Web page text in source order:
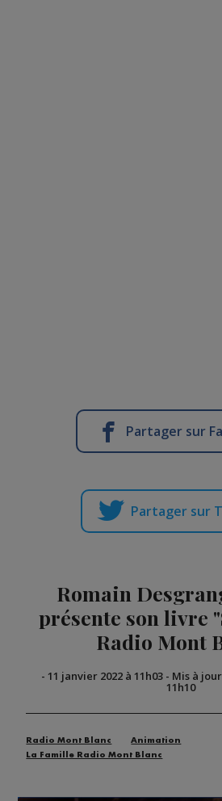
Partager sur
Partager sur
Romain
présente son livre
Radio Mont
- 11 janvier 2022 à 11h03 - Mis à
11h10
Radio Mont Blanc
Animation
La Famille Radio Mont Blanc